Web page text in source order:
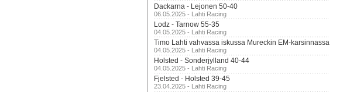
Dackarna - Lejonen 50-40
06.05.2025 - Lahti Racing
Lodz - Tarnow 55-35
04.05.2025 - Lahti Racing
Timo Lahti vahvassa iskussa Mureckin EM-karsinnassa
04.05.2025 - Lahti Racing
Holsted - Sonderjylland 40-44
04.05.2025 - Lahti Racing
Fjelsted - Holsted 39-45
23.04.2025 - Lahti Racing